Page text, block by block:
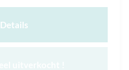
Details